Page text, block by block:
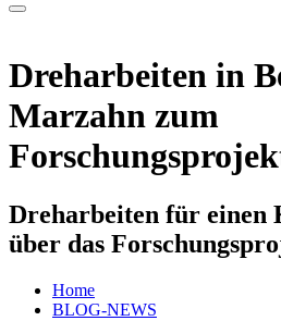
Dreharbeiten in
Marzahn zum
Dreharbeiten für einen
über das
Home
BLOG-NEWS